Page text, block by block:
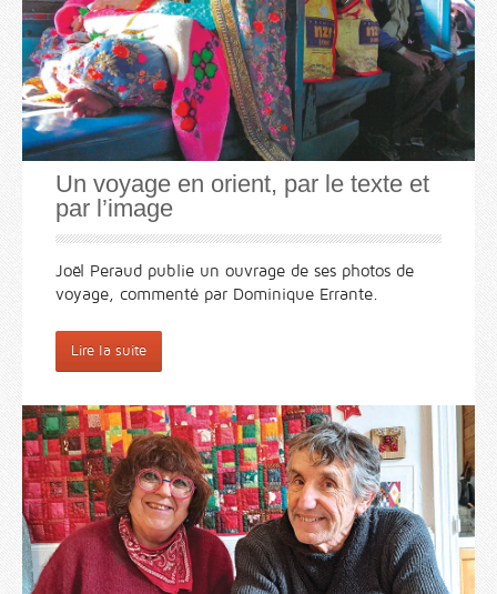
Un voyage en orient, par le texte et
par l’image
Joël Peraud publie un ouvrage de ses photos de
voyage, commenté par Dominique Errante.
Lire la suite